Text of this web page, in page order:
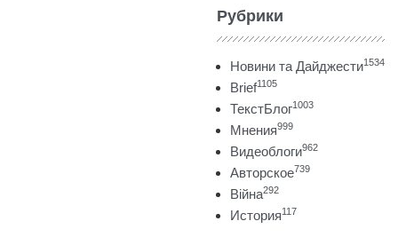
Рубрики
Новини та Дайджести1534
Brief1105
ТекстБлог1003
Мнения999
Видеоблоги962
Авторское739
Війна292
История117